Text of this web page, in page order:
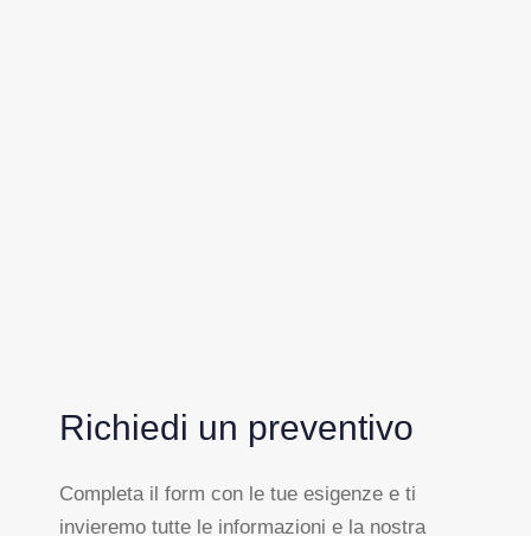
Richiedi un preventivo
Completa il form con le tue esigenze e ti
invieremo tutte le informazioni e la nostra